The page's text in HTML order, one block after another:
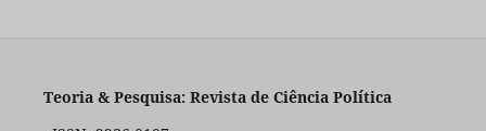
Teoria & Pesquisa: Revista de Ciência Política